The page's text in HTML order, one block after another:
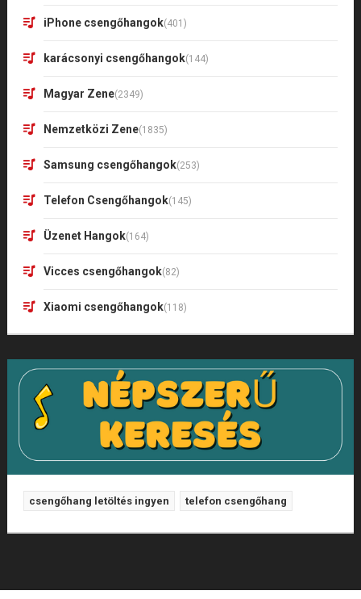
iPhone csengőhangok(401)
karácsonyi csengőhangok(144)
Magyar Zene(2349)
Nemzetközi Zene(1835)
Samsung csengőhangok(253)
Telefon Csengőhangok(145)
Üzenet Hangok(164)
Vicces csengőhangok(82)
Xiaomi csengőhangok(118)
csengőhang letöltés ingyen telefon csengőhang